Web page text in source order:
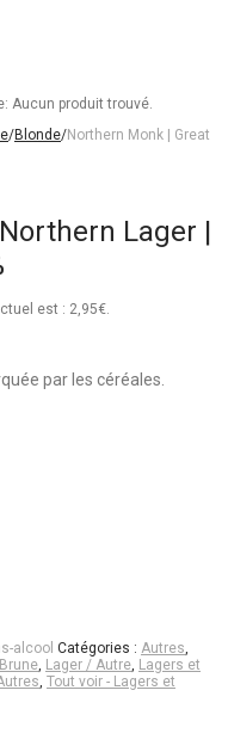
Aucun produit trouvé.
/Blonde/Northern Monk | Great
Lager |
est : 2,95€.
par les céréales.
alcool Catégories : Autres,
, Lager / Autre, Lagers et
, Tout voir - Lagers et